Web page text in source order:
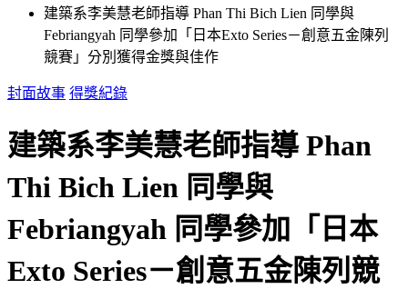
建築系李美慧老師指導 Phan Thi Bich Lien 同學與
Febriangyah 同學參加「日本Exto Series－創意五金陳列
競賽」分別獲得金獎與佳作
封面故事 得獎紀錄
建築系李美慧老師指導 Phan
Thi Bich Lien 同學與
Febriangyah 同學參加「日本
Exto Series－創意五金陳列競